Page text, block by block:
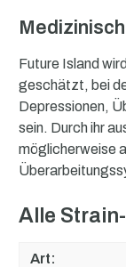
Future Island
geschätzt, bei
Depressionen,
sein. Durch ihr
möglicherweise
Alle
Art: